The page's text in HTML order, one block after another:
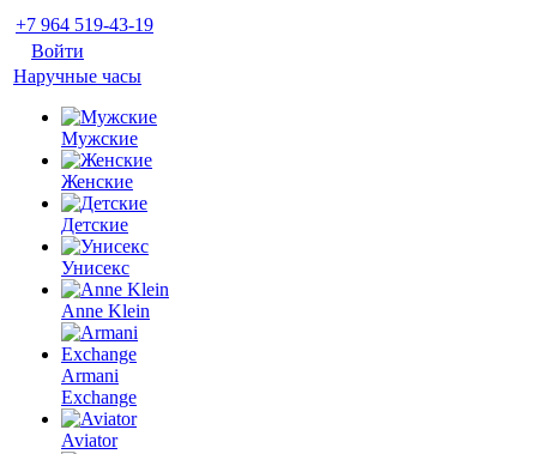
+7 964 519-43-19
Войти
Наручные часы
Мужские
Женские
Детские
Унисекс
Anne Klein
Armani
Exchange
Aviator